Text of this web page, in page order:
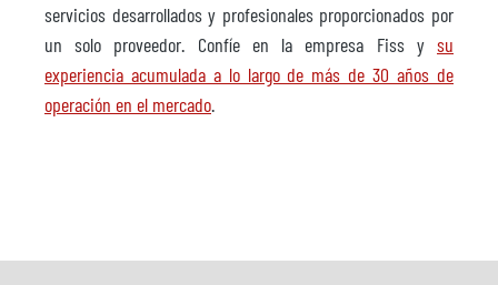
servicios desarrollados y profesionales proporcionados por
un solo proveedor. Confíe en la empresa Fiss y su
experiencia acumulada a lo largo de más de 30 años de
operación en el mercado.